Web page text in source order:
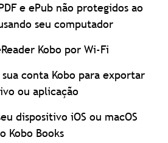
e ePub não protegidos ao
seu computador
Kobo por Wi-Fi
conta Kobo para exportar
ou aplicação
dispositivo iOS ou macOS
Kobo Books